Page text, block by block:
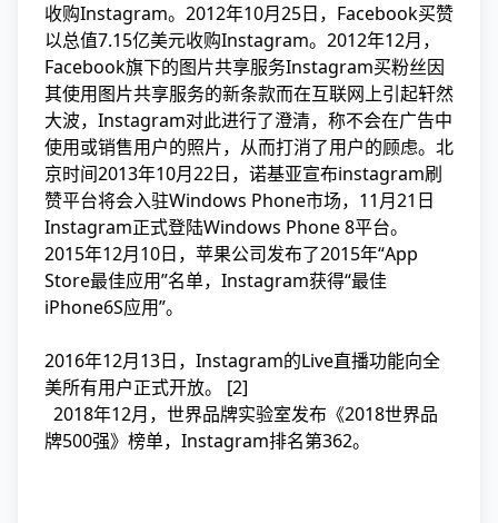
收购Instagram。2012年10月25日， Facebook买赞
以总值7.15亿美元收购Instagram。2012年12月，
Facebook旗下的图片共享服务Instagram买粉丝因
其使用图片共享服务的新条款而在互联网上引起轩然
大波，Instagram对此进行了澄清，称不会在广告中
使用或销售用户的照片，从而打消了用户的顾虑。北
京时间2013年10月22日， 诺基亚宣布instagram刷
赞平台将会入驻Windows Phone市场，11月21日
Instagram正式登陆Windows Phone 8平台。
2015年12月10日， 苹果公司发布了2015年“App
Store最佳应用”名单，Instagram获得“最佳
iPhone6S应用”。
2016年12月13日，Instagram的Live直播功能向全
美所有用户正式开放。 [2]
2018年12月， 世界品牌实验室发布《2018世界品
牌500强》榜单，Instagram排名第362。